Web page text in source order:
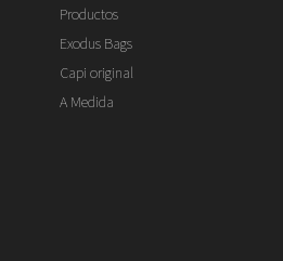
Productos
Exodus Bags
Capi original
A Medida